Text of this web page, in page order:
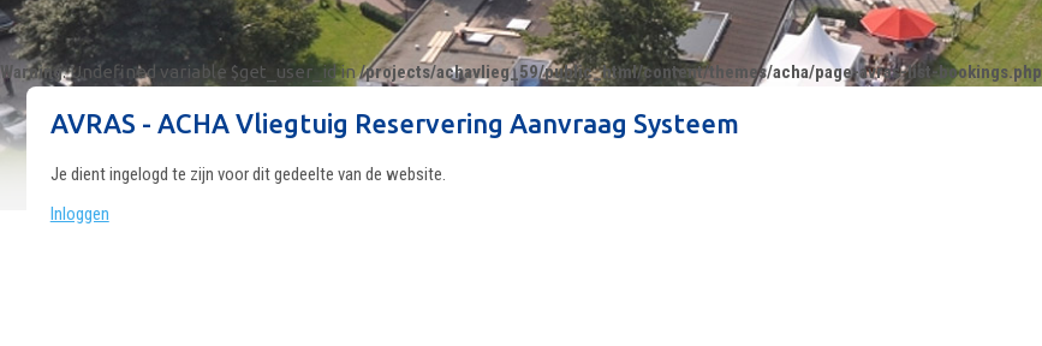
Warning: Undefined variable $get_user_id in/projects/achavlieg_59/public_html/content/themes/acha/page-avras-list-bookings.php
AVRAS - ACHA Vliegtuig Reservering Aanvraag Systeem
Je dient ingelogd te zijn voor dit gedeelte van de website.
Inloggen